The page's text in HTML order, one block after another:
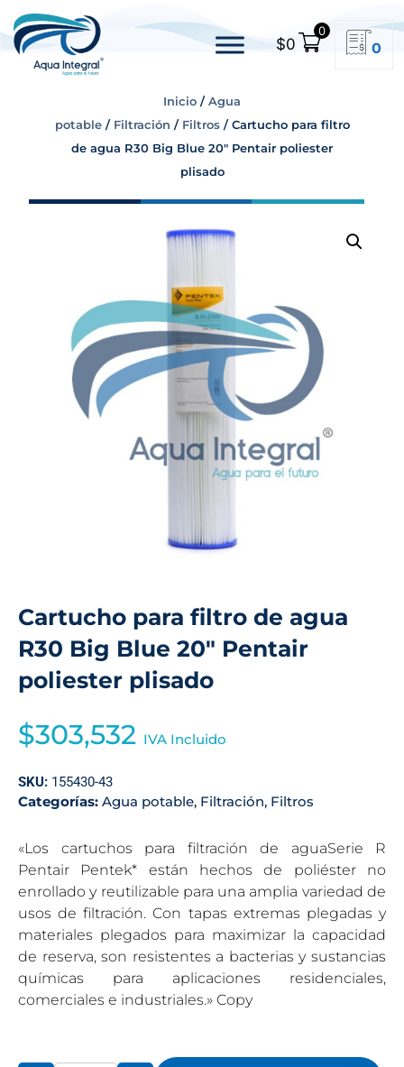
$0
0
0
Inicio /Agua
potable/ Filtración / Filtros/ Cartucho para filtro
de agua R30 Big Blue 20″ Pentair poliester
plisado
Cartucho para filtro de agua
R30 Big Blue 20″ Pentair
poliester plisado
$303,532 IVA Incluido
SKU: 155430-43
Categorías: Agua potable, Filtración, Filtros
«Los cartuchos para filtración de aguaSerie R
Pentair Pentek* están hechos de poliéster no
enrollado y reutilizable para una amplia variedad de
usos de filtración. Con tapas extremas plegadas y
materiales plegados para maximizar la capacidad
de reserva, son resistentes a bacterias y sustancias
químicas para aplicaciones residenciales,
comerciales e industriales.» Copy